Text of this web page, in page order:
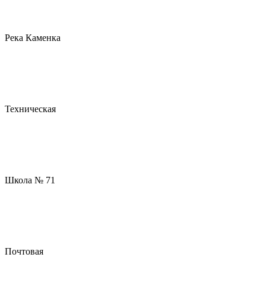
Река Каменка
Техническая
Школа № 71
Почтовая